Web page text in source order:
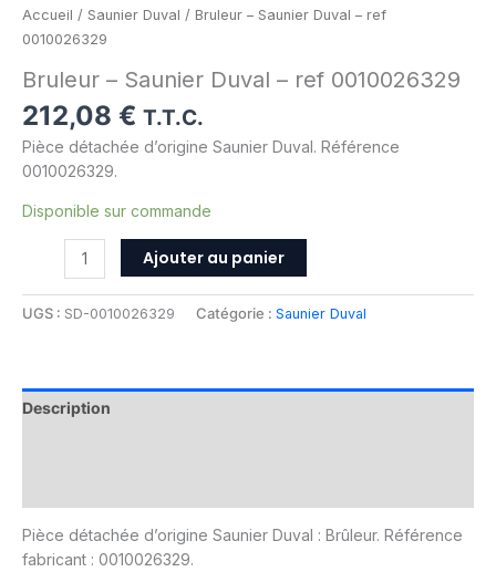
Accueil / Saunier Duval / Bruleur – Saunier Duval – ref
0010026329
Bruleur – Saunier Duval – ref 0010026329
212,08 € T.T.C.
Pièce détachée d’origine Saunier Duval. Référence
0010026329.
Disponible sur commande
Ajouter au panier
UGS : SD-0010026329 Catégorie : Saunier Duval
Description
Pièce détachée d’origine Saunier Duval : Brûleur. Référence
fabricant : 0010026329.